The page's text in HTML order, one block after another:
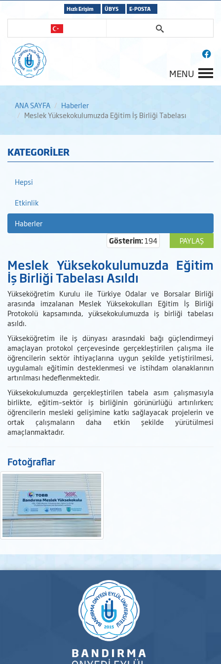
Hızlı Erişim ÜBYS E-POSTA
MENU
ANA SAYFA
Haberler
Meslek Yüksekokulumuzda Eğitim İş Birliği Tabelası
KATEGORİLER
Hepsi
Etkinlik
Haberler
PAYLAŞ
Gösterim:194
Meslek Yüksekokulumuzda Eğitim
İş Birliği Tabelası Asıldı
Yükseköğretim Kurulu ile Türkiye Odalar ve Borsalar Birliği
arasında imzalanan Meslek Yüksekokulları Eğitim İş Birliği
Protokolü kapsamında, yüksekokulumuzda iş birliği tabelası
asıldı.
Yükseköğretim ile iş dünyası arasındaki bağı güçlendirmeyi
amaçlayan protokol çerçevesinde gerçekleştirilen çalışma ile
öğrencilerin sektör ihtiyaçlarına uygun şekilde yetiştirilmesi,
uygulamalı eğitimin desteklenmesi ve istihdam olanaklarının
artırılması hedeflenmektedir.
Yüksekokulumuzda gerçekleştirilen tabela asım çalışmasıyla
birlikte, eğitim–sektör iş birliğinin görünürlüğü artırılırken;
öğrencilerin mesleki gelişimine katkı sağlayacak projelerin ve
ortak çalışmaların daha etkin şekilde yürütülmesi
amaçlanmaktadır.
Fotoğraflar